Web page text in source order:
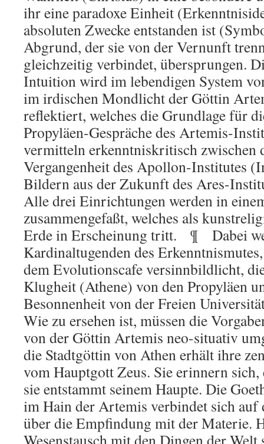
ihr eine paradoxe Einheit
absoluten Zwecke entstanden ist
Abgrund, der sie von der Vernunft
gleichzeitig verbindet, übersprungen.
Intuition wird im lebendigen System
im irdischen Mondlicht der Göttin
reflektiert, welches die Grundlage für
Propyläen-Gespräche des Artemis-
vermitteln erkenntniskritisch zwischen
Vergangenheit des Apollon-Institutes
Bildern aus der Zukunft des Ares-
Alle drei Einrichtungen werden in
zusammengefaßt, welches als
Erde in Erscheinung tritt. ¶ Dabei
Kardinaltugenden des
dem Evolutionscafe versinnbildlicht,
Klugheit (Athene) von den Propyläen
Besonnenheit von der Freien
Wie zu ersehen ist, müssen die
von der Göttin Artemis neo-situativ
die Stadtgöttin von Athen erhält ihre
vom Hauptgott Zeus. Sie erinnern
sie entstammt seinem Haupte. Die
im Hain der Artemis verbindet sich auf
über die Empfindung mit der Materie.
Wesenstausch mit den Dingen der